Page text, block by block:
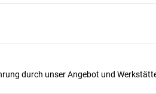
durch unser Angebot und